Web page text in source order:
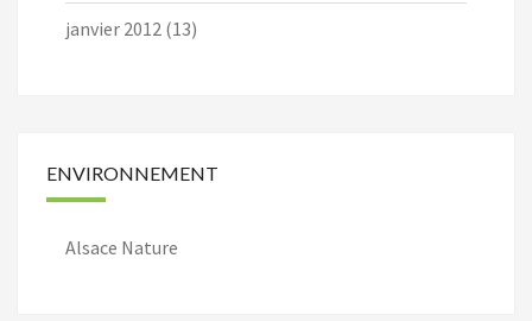
janvier 2012 (13)
ENVIRONNEMENT
Alsace Nature